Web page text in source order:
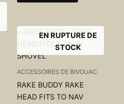
EN RUPTURE DE
STOCK
ACCESSOIRES DE BIVOUAC
RAKE BUDDY RAKE
HEAD FITS TO NAV